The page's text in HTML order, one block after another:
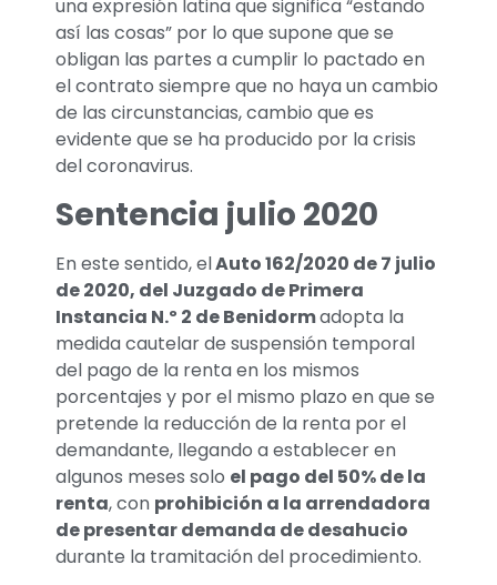
una expresión latina que significa “estando
así las cosas” por lo que supone que se
obligan las partes a cumplir lo pactado en
el contrato siempre que no haya un cambio
de las circunstancias, cambio que es
evidente que se ha producido por la crisis
del coronavirus.
Sentencia julio 2020
En este sentido, elAuto 162/2020 de 7 julio
de 2020, del Juzgado de Primera
Instancia N.º 2 de Benidormadopta la
medida cautelar de suspensión temporal
del pago de la renta en los mismos
porcentajes y por el mismo plazo en que se
pretende la reducción de la renta por el
demandante, llegando a establecer en
algunos meses solo el pago del 50% de la
renta, con prohibición a la arrendadora
de presentar demanda de desahucio
durante la tramitación del procedimiento.